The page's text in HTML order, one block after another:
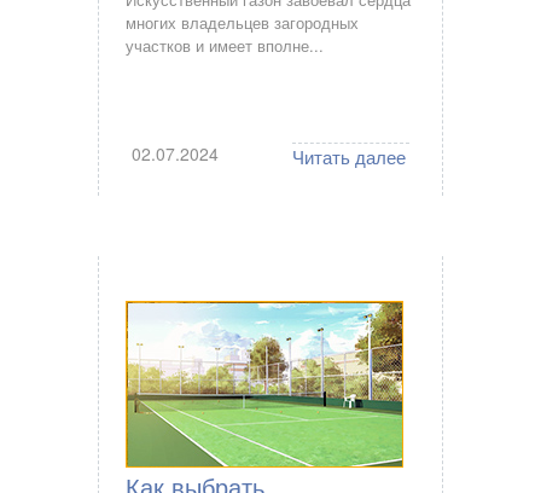
многих владельцев загородных
участков и имеет вполне...
02.07.2024 Читать далее